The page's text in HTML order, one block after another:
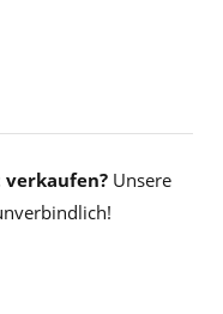
verkaufen? Unsere